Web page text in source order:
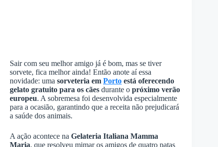
Sair com seu melhor amigo já é bom, mas se tiver
sorvete, fica melhor ainda! Então anote aí essa
novidade: uma sorveteria em Porto está oferecendo
gelato gratuito para os cães durante o próximo verão
europeu. A sobremesa foi desenvolvida especialmente
para a ocasião, garantindo que a receita não prejudicará
a saúde dos animais.
A ação acontece na Gelateria Italiana Mamma
Maria, que resolveu mimar os amigos de quatro patas